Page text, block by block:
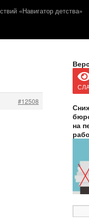
«Навигатор детства»
#12508
на